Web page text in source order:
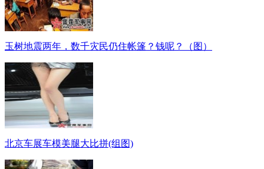
玉树地震两年，数千灾民仍住帐篷？钱呢？（图）
北京车展车模美腿大比拼(组图)